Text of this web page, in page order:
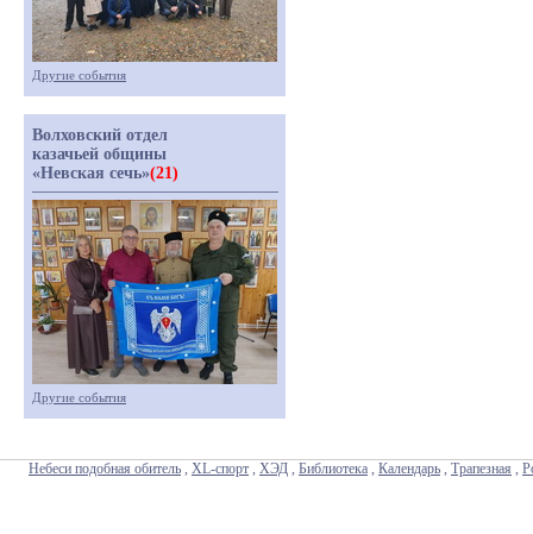
Другие события
Волховский отдел
казачьей общины
«Невская сечь»(21)
Другие события
Небеси подобная обитель , XL-спорт , ХЭД , Библиотека , Календарь , Трапезная ,